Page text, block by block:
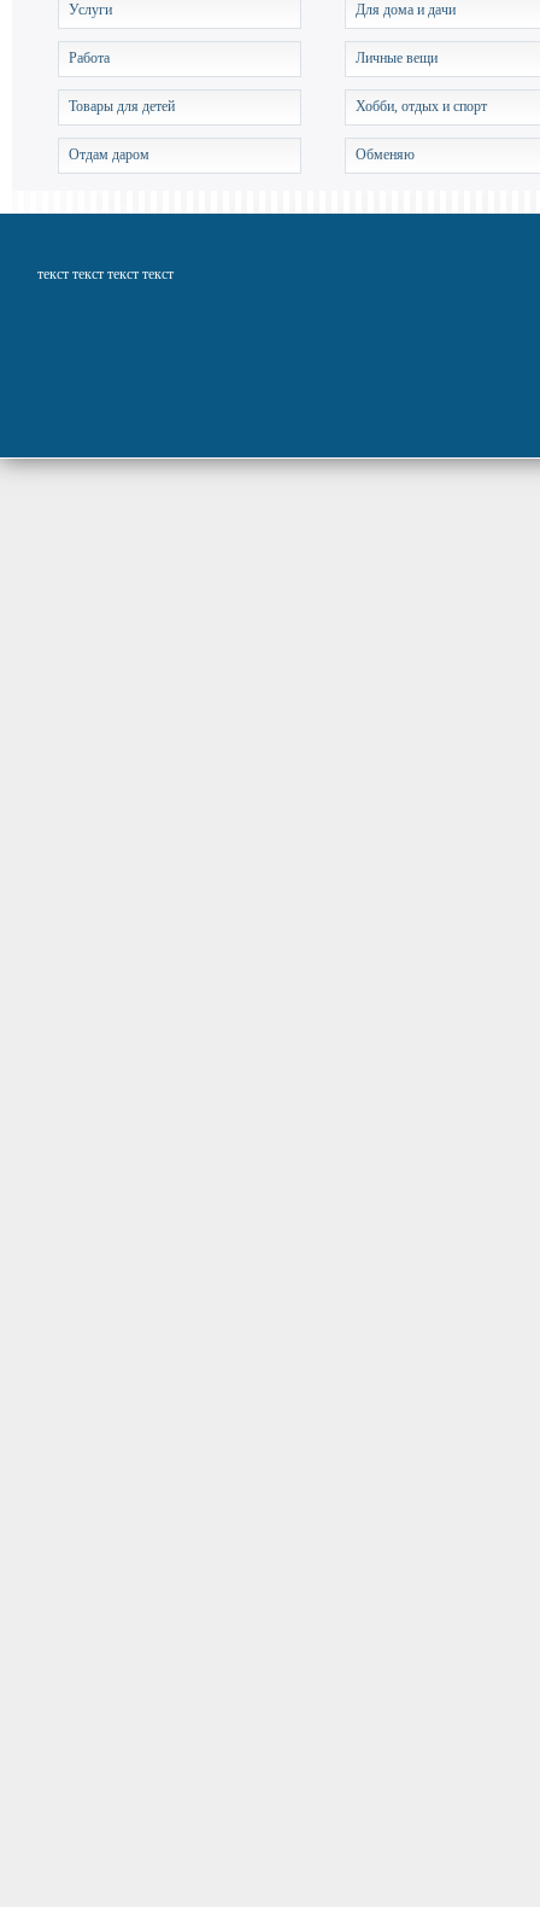
Услуги Для дома и дачи
Работа Личные вещи
Товары для детей Хобби, отдых и спорт
Отдам даром Обменяю
текст текст текст текст